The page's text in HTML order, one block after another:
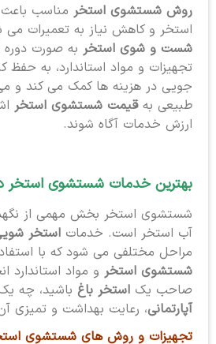
روش شستشوی استخرمناسب باعث
استخر و کاهش نیاز به تعمیرات می
شست و شوی استخربه صورت دوره
تجهیزات و مواد استاندارد، به
جویی در هزینه ها کمک می کند و
طبیعی به قیمت شستشوی استخر
ارزش خدمات آگاه شوند.
بهترین خدمات شستشوی استخر
شستشوی استخر بخش مهمی از
آب استخر است. خدمات استخر
مراحل مختلفی می شود که با
شستشوی استخرو مواد استاندارد
صاحب یک استخر باغباشید، چه
آپارتمانی، رعایت بهداشت و تمیزی
تجهیزات و روش های شستشوی